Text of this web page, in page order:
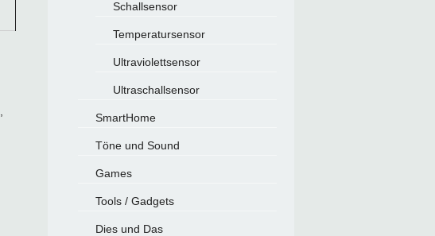
Schallsensor
Temperatursensor
Ultraviolettsensor
Ultraschallsensor
SmartHome
Töne und Sound
Games
Tools / Gadgets
Dies und Das